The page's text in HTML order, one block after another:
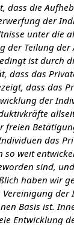
dass die
der
unter die
der Teilung
ist durch
dass das
dass das
der
freien
das
so weit
sind,
haben wir
Vereinigung
Basis ist.
Entwicklung